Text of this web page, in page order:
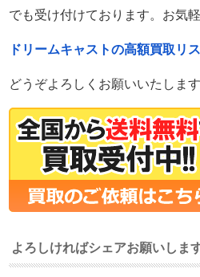
でも受け付けております。お気
ドリームキャストの高額買取リ
どうぞよろしくお願いいたします
よろしければシェアお願いしま